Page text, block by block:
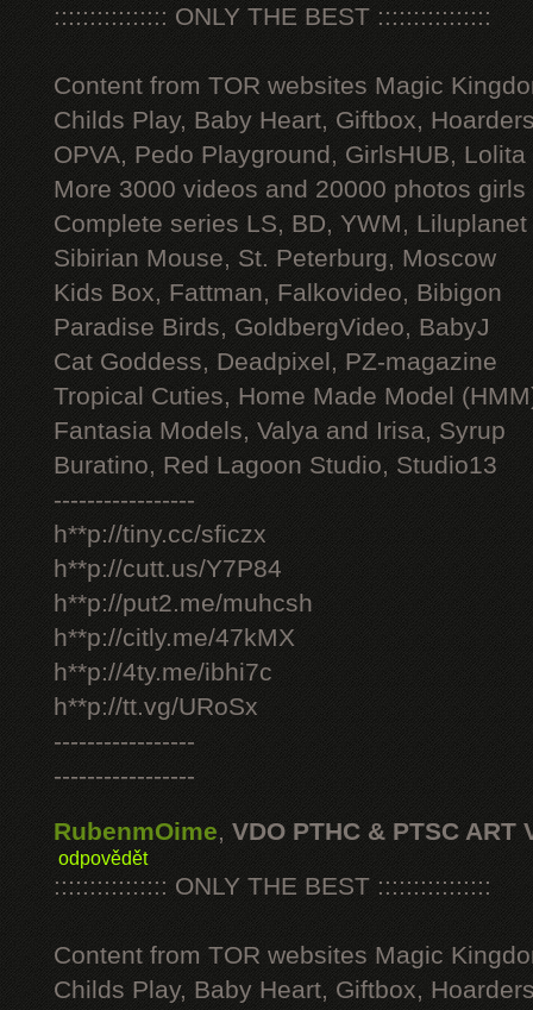
:::::::::::::::: ONLY THE BEST ::::::::::::::::
Content from TOR websites Magic
Childs Play, Baby Heart, Giftbox,
OPVA, Pedo Playground, GirlsHUB, Lolita
More 3000 videos and 20000 photos
Complete series LS, BD, YWM, Liluplanet
Sibirian Mouse, St. Peterburg, Moscow
Kids Box, Fattman, Falkovideo, Bibigon
Paradise Birds, GoldbergVideo, BabyJ
Cat Goddess, Deadpixel, PZ-magazine
Tropical Cuties, Home Made Model
Fantasia Models, Valya and Irisa, Syrup
Buratino, Red Lagoon Studio, Studio13
-----------------
h**p://tiny.cc/sficzx
h**p://cutt.us/Y7P84
h**p://put2.me/muhcsh
h**p://citly.me/47kMX
h**p://4ty.me/ibhi7c
h**p://tt.vg/URoSx
-----------------
-----------------
RubenmOime, VDO PTHC & PTSC ART
odpovědět
:::::::::::::::: ONLY THE BEST ::::::::::::::::
Content from TOR websites Magic
Childs Play, Baby Heart, Giftbox,